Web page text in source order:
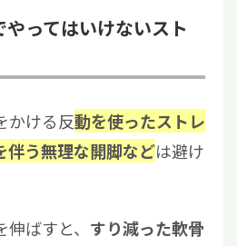
ってはいけないスト
かける反動を使ったストレ
伴う無理な開脚などは避け
ばすと、 すり減った軟骨